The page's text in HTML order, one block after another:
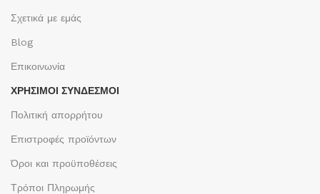
Σχετικά με εμάς
Blog
Επικοινωνία
ΧΡΉΣΙΜΟΙ ΣΎΝΔΕΣΜΟΙ
Πολιτική απορρήτου
Επιστροφές προϊόντων
Όροι και προϋποθέσεις
Τρόποι Πληρωμής